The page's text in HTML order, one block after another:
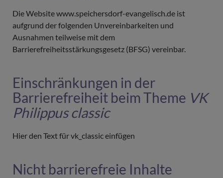
Die Website www.speichersdorf-evangelisch.de ist
aufgrund der folgenden Unvereinbarkeiten und
Ausnahmen teilweise mit dem
Barrierefreiheitsstärkungsgesetz (BFSG) vereinbar.
Einschränkungen in der
Barrierefreiheit beim Theme VK
Philippus classic
Hier den Text für vk_classic einfügen
Nicht barrierefreie Inhalte